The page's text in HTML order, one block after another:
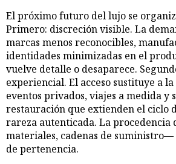
El próximo futuro del lujo se
Primero: discreción visible. La
marcas menos reconocibles,
identidades minimizadas en el
vuelve detalle o desaparece.
experiencial. El acceso sustituye a la
eventos privados, viajes a medida y
restauración que extienden el ciclo
rareza autenticada. La
materiales, cadenas de
de pertenencia.